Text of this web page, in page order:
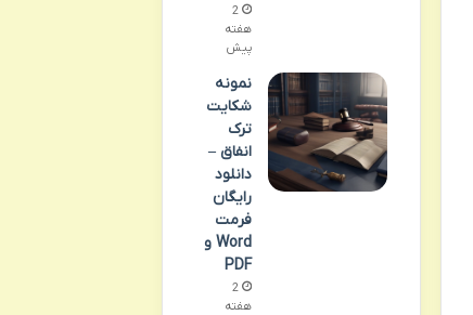
2
هفته
پیش
نمونه
شکایت
ترک
انفاق –
دانلود
رایگان
فرمت
Word و
PDF
2
هفته